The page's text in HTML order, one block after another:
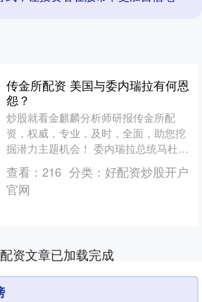
传金所配资 美国与委内瑞拉有何恩
怨？
炒股就看金麒麟分析师研报传金所配
资，权威，专业，及时，全面，助您挖
掘潜力主题机会！ 委内瑞拉总统马杜罗
成为美国新版国家安全战略的第一个“牺
牲品”。 去年初特朗普....
查看： 216 分类： 好配资炒股开户
官网
资文章已加载完成